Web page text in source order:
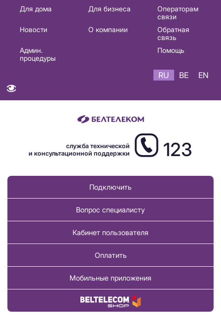
Основная
навигация
Для дома Для бизнеса
Операторам
связи
Новости
О компании
Обратная
связь
Админ.
процедуры
Помощь
RU BE EN
служба технической
и консультационной поддержки
123
Подключить
Вопрос специалисту
Кабинет пользователя
Оплатить
Мобильные приложения
Купить товар